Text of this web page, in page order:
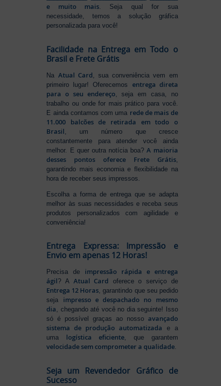
e muito mais. Seja qual for sua
necessidade, temos a solução gráfica
personalizada para você!
Facilidade na Entrega em Todo o
Brasil e Frete Grátis
Na Atual Card , sua conveniência vem em
primeiro lugar! Oferecemos entrega direta
para o seu endereço , seja em casa, no
trabalho ou onde for mais prático para você.
E ainda contamos com uma rede de mais de
11.000 balcões de retirada em todo o
Brasil , um número que cresce
constantemente para atender você ainda
melhor. E quer outra notícia boa?A maioria
desses pontos oferece Frete Grátis,
garantindo mais economia e flexibilidade na
hora de receber seus impressos.
Escolha a forma de entrega que se adapta
melhor às suas necessidades e receba seus
produtos personalizados com agilidade e
conveniência!
Entrega Expressa: Impressão e
Envio em apenas 12 Horas!
Precisa de impressão rápida e entrega
ágil? A Atual Card oferece o serviço de
Entrega 12 Horas, garantindo que seu pedido
seja impresso e despachado no mesmo
dia, chegando até você no dia seguinte! Isso
só é possível graças ao nosso avançado
sistema de produção automatizada e a
uma logística eficiente, que garantem
velocidade sem comprometer a qualidade.
Seja um Revendedor Gráfico de
Sucesso